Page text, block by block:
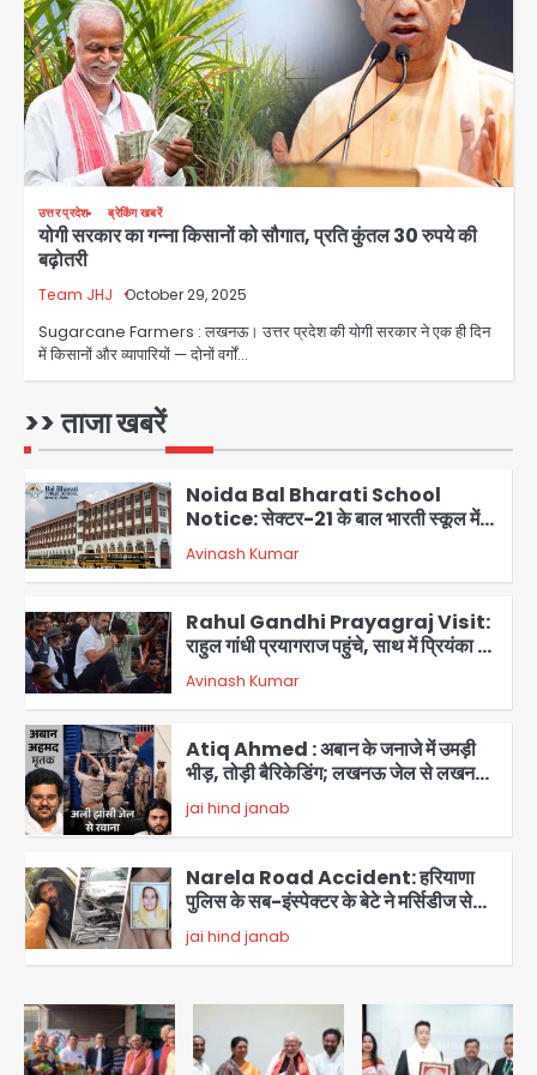
उत्तर प्रदेश ब्रेकिंग खबरें
योगी सरकार का गन्ना किसानों को सौगात, प्रति कुंतल 30 रुपये की
बढ़ोतरी
Team JHJ October 29, 2025
Sugarcane Farmers : लखनऊ। उत्तर प्रदेश की योगी सरकार ने एक ही दिन
में किसानों और व्यापारियों — दोनों वर्गों…
>> ताजा खबरें
3
राहुल गांधी प्रयागराज पहुंचे, साथ में प्रियंका की
बेटी मिराया; केपी ग्राउंड में छात्रों से संवाद,
सिर्फ 5 हजार मौजूद
Avinash Kumar
Atiq Ahmed : अबान के जनाजे में उमड़ी
भीड़, तोड़ी बैरिकेडिंग; लखनऊ जेल से लखनऊ
पहुंचा उमर
jai hind janab
Narela Road Accident: हरियाणा
मारी टक्कर, 70 वर्षीय राहगीर महिला की मौत
jai hind janab
1
Congress Mission 2027:
आभार
2
Noida Bal Bharati School
Notice: सेक्टर-21 के बाल भारती स्कूल में
बिना खिड़की-वेंटिलेशन बेसमेंट में चल रही थी
8वीं की क्लास, NCPCR की शिकायत पर
भेजा नोटिस
Avinash Kumar
3
Rahul Gandhi Prayagraj Visit:
राहुल गांधी प्रयागराज पहुंचे, साथ में प्रियंका की
बेटी मिराया; केपी ग्राउंड में छात्रों से संवाद,
सिर्फ 5 हजार मौजूद
Avinash Kumar
4
Atiq Ahmed : अबान के जनाजे में उमड़ी
भीड़, तोड़ी बैरिकेडिंग; लखनऊ जेल से लखनऊ
पहुंचा उमर
jai hind janab
5
Narela Road Accident: हरियाणा
पुलिस के सब-इंस्पेक्टर के बेटे ने मर्सिडीज से
मारी टक्कर, 70 वर्षीय राहगीर महिला की मौत
jai hind janab
Congress Mission 2027:
गाजियाबाद कांग्रेस के सह-पर्यवेक्षक बने
सतेन्द्र शर्मा, गौतमबुद्धनगर नेताओं ने जताया
Avinash Kumar